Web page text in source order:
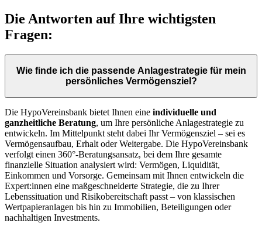
Die Antworten auf Ihre wichtigsten
Fragen:
Wie finde ich die passende Anlagestrategie für mein
persönliches Vermögensziel?
Die HypoVereinsbank bietet Ihnen eine individuelle und
ganzheitliche Beratung, um Ihre persönliche Anlagestrategie zu
entwickeln. Im Mittelpunkt steht dabei Ihr Vermögensziel – sei es
Vermögensaufbau, Erhalt oder Weitergabe. Die HypoVereinsbank
verfolgt einen 360°-Beratungsansatz, bei dem Ihre gesamte
finanzielle Situation analysiert wird: Vermögen, Liquidität,
Einkommen und Vorsorge. Gemeinsam mit Ihnen entwickeln die
Expert:innen eine maßgeschneiderte Strategie, die zu Ihrer
Lebenssituation und Risikobereitschaft passt – von klassischen
Wertpapieranlagen bis hin zu Immobilien, Beteiligungen oder
nachhaltigen Investments.